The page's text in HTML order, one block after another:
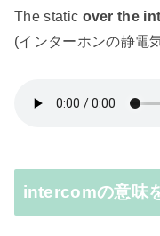
The static over the
(インターホンの静電
intercomの意味